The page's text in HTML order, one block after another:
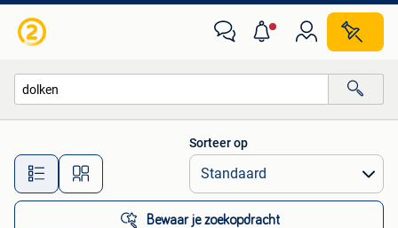
Alle afstanden…
Sorteer op
Bewaar je zoekopdracht